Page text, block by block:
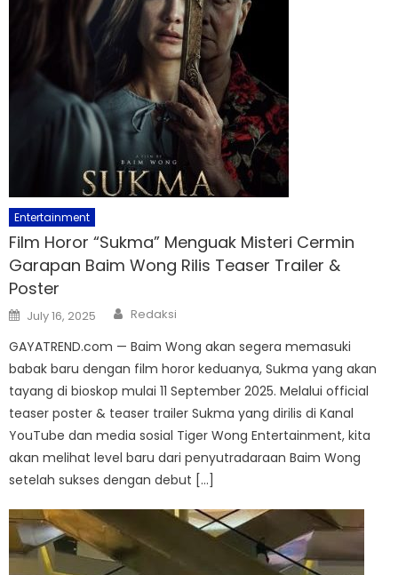
Entertainment
Film Horor “Sukma” Menguak Misteri Cermin
Garapan Baim Wong Rilis Teaser Trailer &
Poster
Posted
on
July 16, 2025 Author
Redaksi
GAYATREND.com — Baim Wong akan segera memasuki
babak baru dengan film horor keduanya, Sukma yang akan
tayang di bioskop mulai 11 September 2025. Melalui official
teaser poster & teaser trailer Sukma yang dirilis di Kanal
YouTube dan media sosial Tiger Wong Entertainment, kita
akan melihat level baru dari penyutradaraan Baim Wong
setelah sukses dengan debut […]